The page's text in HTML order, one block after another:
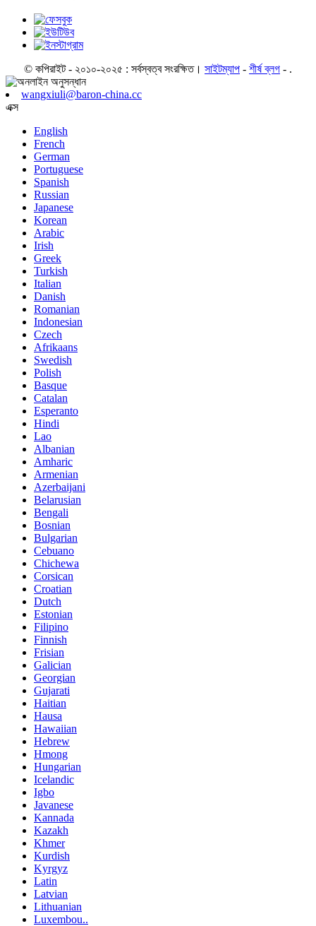
© কপিরাইট - ২০১০-২০২৫ : সর্বস্বত্ব সংরক্ষিত। সাইটম্যাপ - শীর্ষ ব্লগ - .
wangxiuli@baron-china.cc
এক্স
English
French
German
Portuguese
Spanish
Russian
Japanese
Korean
Arabic
Irish
Greek
Turkish
Italian
Danish
Romanian
Indonesian
Czech
Afrikaans
Swedish
Polish
Basque
Catalan
Esperanto
Hindi
Lao
Albanian
Amharic
Armenian
Azerbaijani
Belarusian
Bengali
Bosnian
Bulgarian
Cebuano
Chichewa
Corsican
Croatian
Dutch
Estonian
Filipino
Finnish
Frisian
Galician
Georgian
Gujarati
Haitian
Hausa
Hawaiian
Hebrew
Hmong
Hungarian
Icelandic
Igbo
Javanese
Kannada
Kazakh
Khmer
Kurdish
Kyrgyz
Latin
Latvian
Lithuanian
Luxembou..